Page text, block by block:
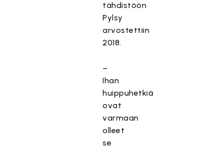
tähdistöön
Pylsy
arvostettiin
2018.
–
Ihan
huippuhetkiä
ovat
varmaan
olleet
se